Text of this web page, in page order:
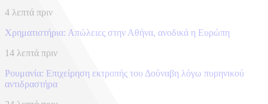
4 λεπτά πριν
Χρηματιστήρια: Απώλειες στην Αθήνα, ανοδικά η Ευρώπη
14 λεπτά πριν
Ρουμανία: Επιχείρηση εκτροπής του Δούναβη λόγω πυρηνικού
αντιδραστήρα